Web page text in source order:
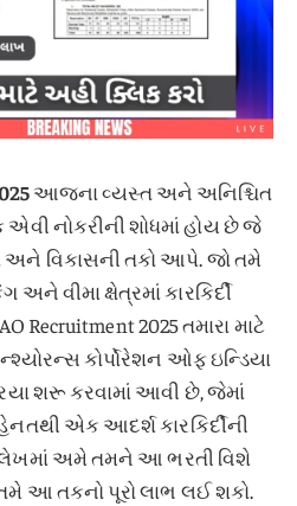
આજના વ્યસ્ત અને અનિશ્ચિત
નોકરીની શોધમાં હોય છે જે
અને વિકાસની તકો આપે. જો તમે
વીમા ક્ષેત્રમાં કારકિર્દી
Recruitment 2025 તમારા માટે
કોર્પોરેશન ઓફ ઇન્ડિયા
શરૂ કરવામાં આવી છે, જેમાં
એક આદર્શ કારકિર્દીની
અમે તમને આ ભરતી વિશે
આ તકનો પૂરો લાભ લઈ શકો.